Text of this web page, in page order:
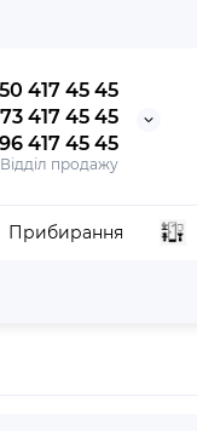
417 45 45
417 45 45
417 45 45
Відділ продажу
Прибирання